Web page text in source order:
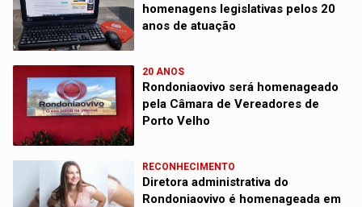
homenagens legislativas pelos 20
anos de atuação
20 ANOS
Rondoniaovivo será homenageado
pela Câmara de Vereadores de
Porto Velho
RECONHECIMENTO
Diretora administrativa do
Rondoniaovivo é homenageada em